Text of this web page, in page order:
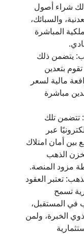
شراء أصول
والسبائك،
المباشرة
يتضمن ذلك
بتعدين
مالية لسعر
مباشرة
تتضمن تلك
عبر
بين أمان امتلاك
الذهب
مزود المنصة.
تعتبر العقود
تسمح
في المستقبل،
الخبرة، ولمن